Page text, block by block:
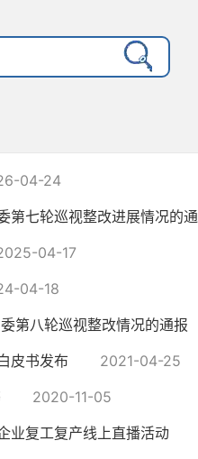
04-24
第七轮巡视整改进展情况的
04-17
04-18
第八轮巡视整改情况的通报
皮书发布
2021-04-25
2020-11-05
业复工复产线上直播活动